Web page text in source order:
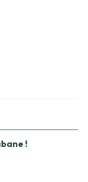
!